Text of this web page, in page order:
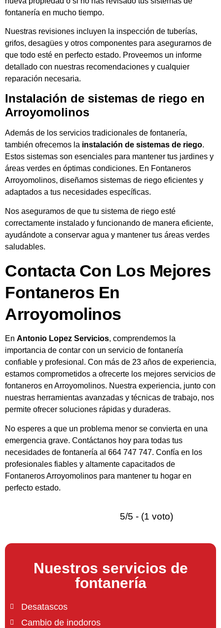
fontanería en mucho tiempo.
Nuestras revisiones incluyen la inspección de tuberías,
grifos, desagües y otros componentes para asegurarnos de
que todo esté en perfecto estado. Proveemos un informe
detallado con nuestras recomendaciones y cualquier
reparación necesaria.
Instalación de sistemas de riego en
Arroyomolinos
Además de los servicios tradicionales de fontanería,
también ofrecemos la instalación de sistemas de riego.
Estos sistemas son esenciales para mantener tus jardines y
áreas verdes en óptimas condiciones. En Fontaneros
Arroyomolinos, diseñamos sistemas de riego eficientes y
adaptados a tus necesidades específicas.
Nos aseguramos de que tu sistema de riego esté
correctamente instalado y funcionando de manera eficiente,
ayudándote a conservar agua y mantener tus áreas verdes
saludables.
Contacta Con Los Mejores
Fontaneros En
Arroyomolinos
En Antonio Lopez Servicios, comprendemos la
importancia de contar con un servicio de fontanería
confiable y profesional. Con más de 23 años de experiencia,
estamos comprometidos a ofrecerte los mejores servicios de
fontaneros en Arroyomolinos. Nuestra experiencia, junto con
nuestras herramientas avanzadas y técnicas de trabajo, nos
permite ofrecer soluciones rápidas y duraderas.
No esperes a que un problema menor se convierta en una
emergencia grave. Contáctanos hoy para todas tus
necesidades de fontanería al 664 747 747. Confía en los
profesionales fiables y altamente capacitados de
Fontaneros Arroyomolinos para mantener tu hogar en
perfecto estado.
5/5 - (1 voto)
Nuestros servicios de
fontanería
Desatascos
Cambio de inodoros